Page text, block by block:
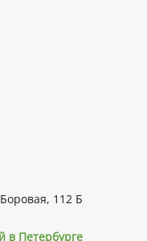
112 Б
в Петербурге